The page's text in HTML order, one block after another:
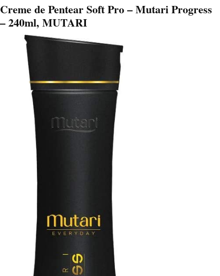
Creme de Pentear Soft Pro – Mutari Progress
– 240ml, MUTARI